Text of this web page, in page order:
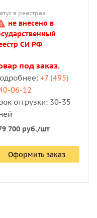
в реестрах
не внесено в
СИ РФ
под заказ.
+7 (495)
06-12
отгрузки: 30-35
700руб./шт
Оформить заказ